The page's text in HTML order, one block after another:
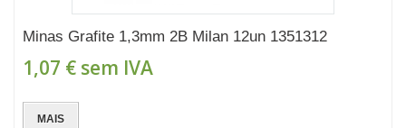
Minas Grafite 1,3mm 2B Milan 12un 1351312
1,07 € sem IVA
MAIS